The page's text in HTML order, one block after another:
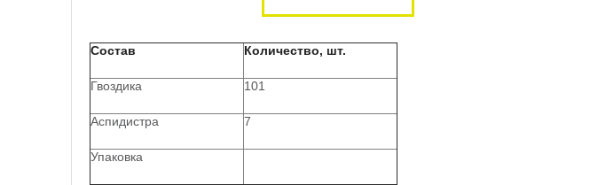
Состав Количество, шт.
Гвоздика 101
Аспидистра 7
Упаковка